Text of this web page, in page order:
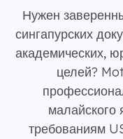
Нужен
сингапурских
академических,
целей?
малайского
требованиям